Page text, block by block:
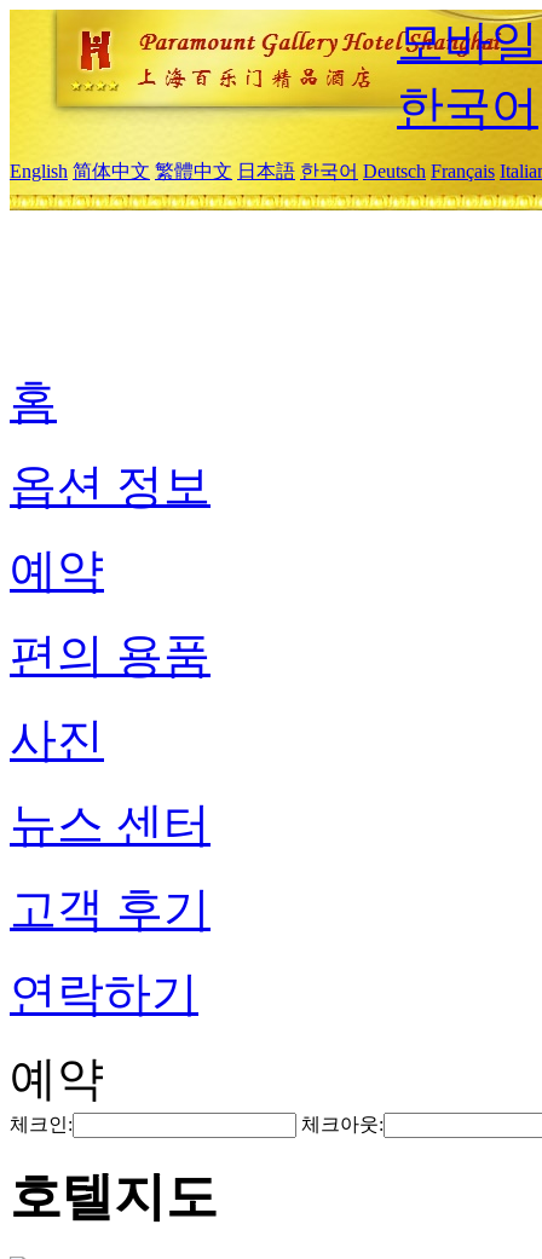
모바
한국어
English 简体中文 繁體中文 日本語 한국어 Deutsch Français
홈
옵션 정보
예약
편의 용품
사진
뉴스 센터
고객 후기
연락하기
예약
체크인: 체크아웃:
호텔지도